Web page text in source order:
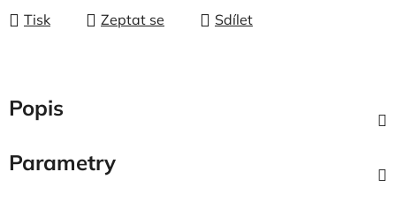
Tisk Zeptat se Sdílet
Popis
Parametry